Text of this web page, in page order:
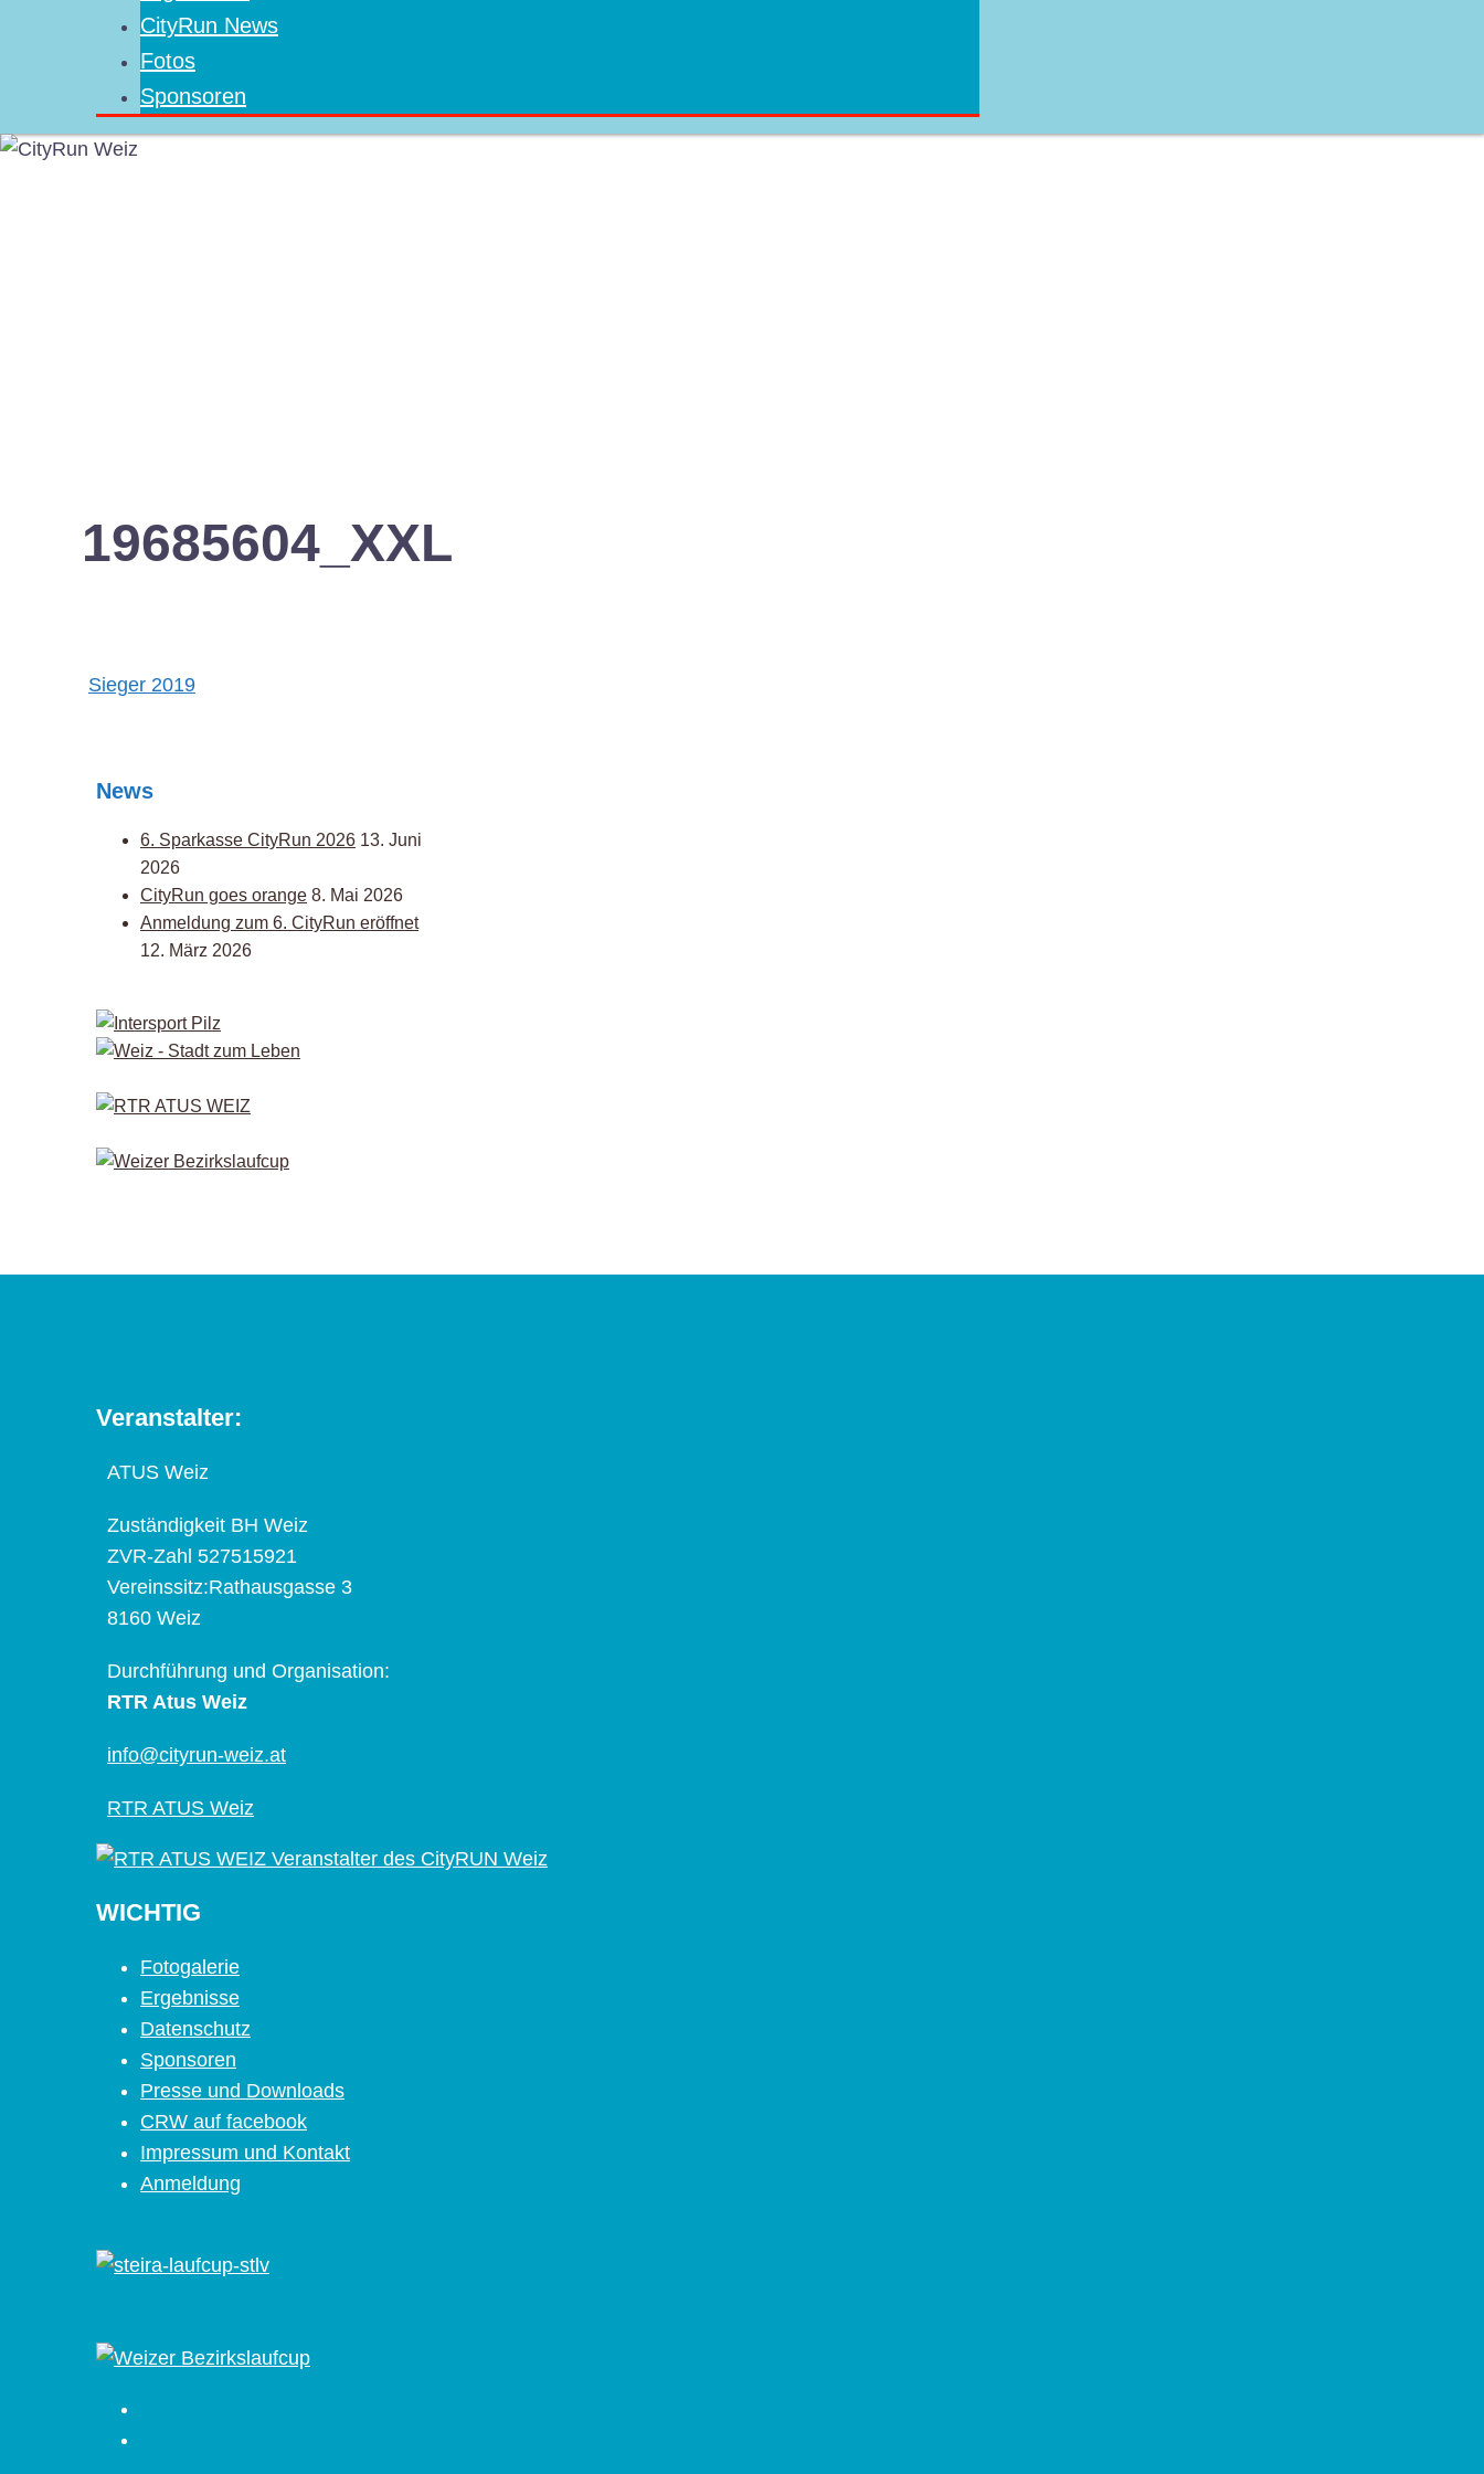
CityRun News
Fotos
Sponsoren
19685604_XXL
Post
Sieger 2019
News
6. Sparkasse CityRun 2026 13. Juni
2026
CityRun goes orange 8. Mai 2026
Anmeldung zum 6. CityRun eröffnet
12. März 2026
Veranstalter:
ATUS Weiz
Zuständigkeit BH Weiz
ZVR-Zahl 527515921
Vereinssitz:Rathausgasse 3
8160 Weiz
Durchführung und Organisation:
RTR Atus Weiz
info@cityrun-weiz.at
RTR ATUS Weiz
WICHTIG
Fotogalerie
Ergebnisse
Datenschutz
Sponsoren
Presse und Downloads
CRW auf facebook
Impressum und Kontakt
Anmeldung